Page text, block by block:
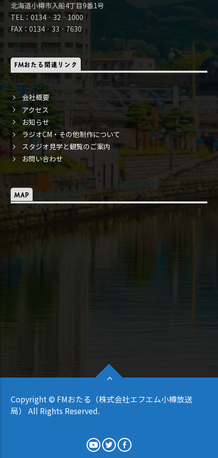
北海道小樽市入船4丁目9番1号
TEL：0134‐32‐1000
FAX：0134‐33‐7630
FMおたる関連リンク
会社概要
アクセス
お知らせ
ラジオCM・その他制作について
スタジオ見学と観覧のご案内
お問い合わせ
MAP
Copyright © FMおたる（株式会社エフエム小樽放送
局） All Rights Reserved.